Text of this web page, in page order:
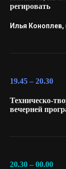
регировать
Илья Коноплев,
19.45 – 20.30
Техническо-
вечерней
20.30 – 00.00